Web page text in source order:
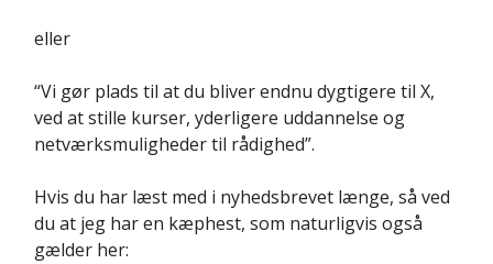
eller
“Vi gør plads til at du bliver endnu dygtigere til X,
ved at stille kurser, yderligere uddannelse og
netværksmuligheder til rådighed”.
Hvis du har læst med i nyhedsbrevet længe, så ved
du at jeg har en kæphest, som naturligvis også
gælder her: